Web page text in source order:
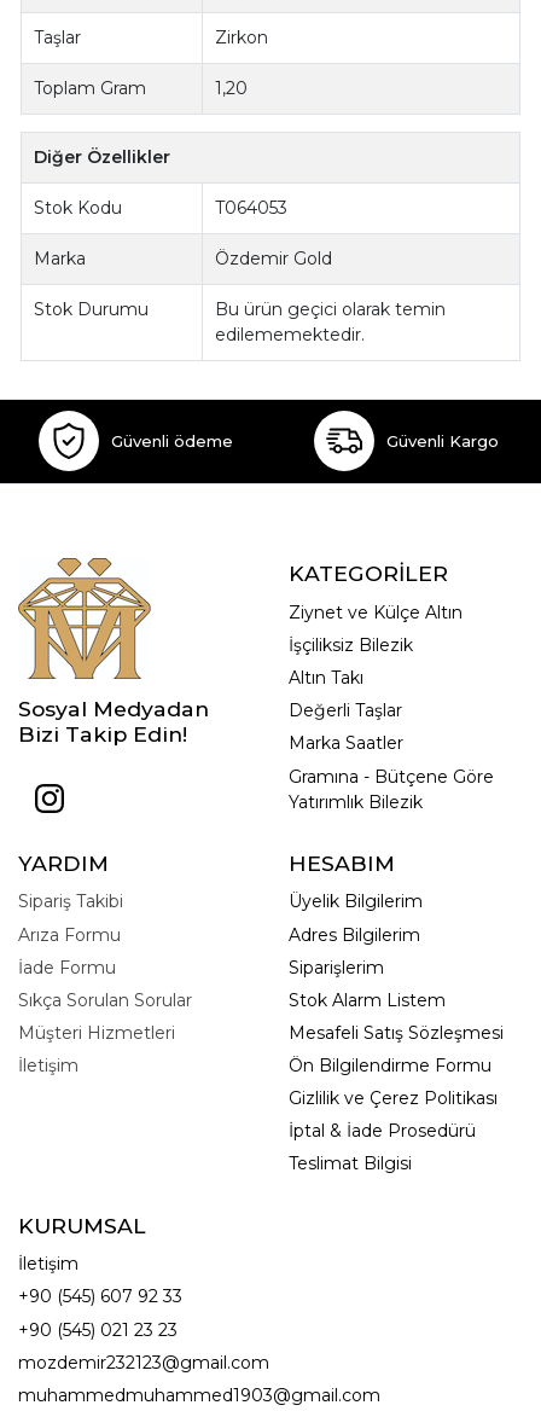
Taşlar Zirkon
Toplam Gram 1,20
Diğer Özellikler
Stok Kodu T064053
Marka Özdemir Gold
Stok Durumu
Bu ürün geçici olarak temin
edilememektedir.
Güvenli ödeme Güvenli Kargo
Sosyal Medyadan
Bizi Takip Edin!
KATEGORİLER
Ziynet ve Külçe Altın
İşçiliksiz Bilezik
Altın Takı
Değerli Taşlar
Marka Saatler
Gramına - Bütçene Göre
Yatırımlık Bilezik
YARDIM
Sipariş Takibi
Arıza Formu
İade Formu
Sıkça Sorulan Sorular
Müşteri Hizmetleri
İletişim
HESABIM
Üyelik Bilgilerim
Adres Bilgilerim
Siparişlerim
Stok Alarm Listem
Mesafeli Satış Sözleşmesi
Ön Bilgilendirme Formu
Gizlilik ve Çerez Politikası
İptal & İade Prosedürü
Teslimat Bilgisi
KURUMSAL
İletişim
+90 (545) 607 92 33
+90 (545) 021 23 23
mozdemir232123@gmail.com
muhammedmuhammed1903@gmail.com